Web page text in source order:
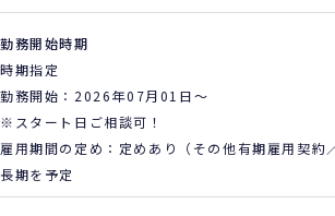
勤務開始時期
時期指定
勤務開始：2026年07月01日～
※スタート日ご相談可！
雇用期間の定め：定めあり（その他有期雇用契約
長期を予定